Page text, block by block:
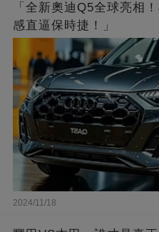
「全新奧迪Q5全球亮相
感直逼保時捷！」
2024/11/18